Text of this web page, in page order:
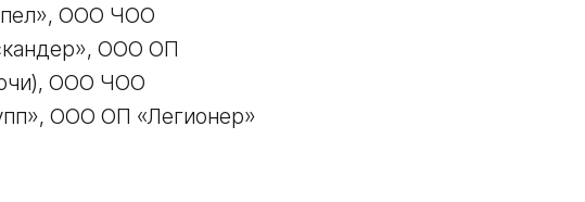
ООО ЧОО
ООО ОП
ООО ЧОО
ООО ОП «Легионер»